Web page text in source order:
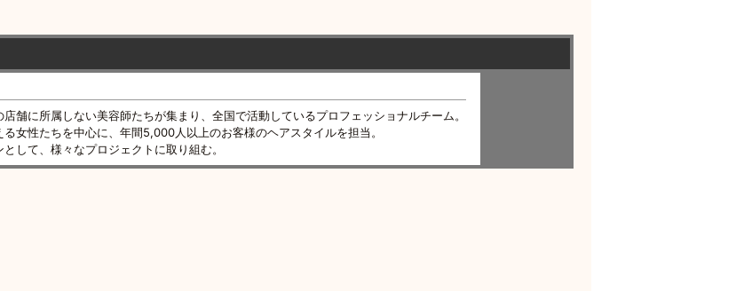
舗に所属しない美容師たちが集まり、全国で活動しているプロフェッショナルチーム。
女性たちを中心に、年間5,000人以上のお客様のヘアスタイルを担当。
して、様々なプロジェクトに取り組む。